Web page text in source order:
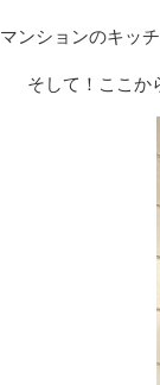
マンションのキッ
そして！ここ